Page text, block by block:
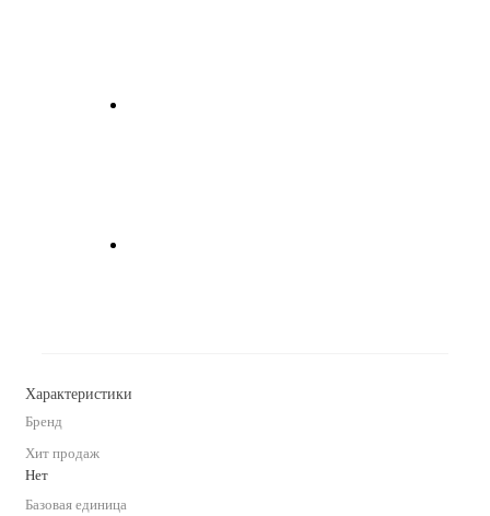
Характеристики
Бренд
Хит продаж
Нет
Базовая единица